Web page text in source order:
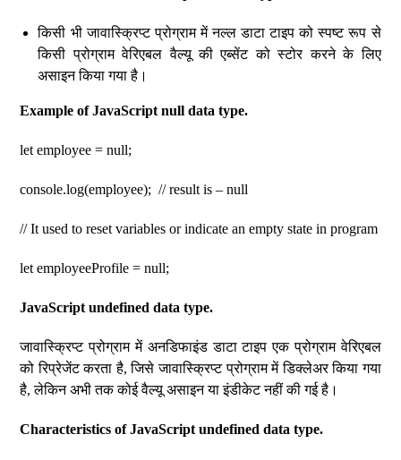
किसी भी जावास्क्रिप्ट प्रोग्राम में नल्ल डाटा टाइप को स्पष्ट रूप से
किसी प्रोग्राम वेरिएबल वैल्यू की एब्सेंट को स्टोर करने के लिए
असाइन किया गया है।
Example of JavaScript null data type.
let employee = null;
console.log(employee); // result is – null
// It used to reset variables or indicate an empty state in program
let employeeProfile = null;
JavaScript undefined data type.
जावास्क्रिप्ट प्रोग्राम में अनडिफाइंड डाटा टाइप एक प्रोग्राम वेरिएबल
को रिप्रेजेंट करता है, जिसे जावास्क्रिप्ट प्रोग्राम में डिक्लेअर किया गया
है, लेकिन अभी तक कोई वैल्यू असाइन या इंडीकेट नहीं की गई है।
Characteristics of JavaScript undefined data type.